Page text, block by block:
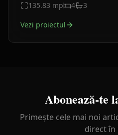
135.83 mp 4 3
Vezi proiectul
Abonează-te
Primește cele mai noi
direct în